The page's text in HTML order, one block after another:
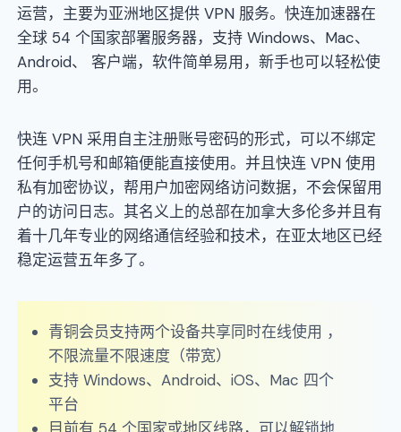
运营，主要为亚洲地区提供 VPN 服务。快连加速器在
全球 54 个国家部署服务器，支持 Windows、Mac、
Android、 客户端，软件简单易用，新手也可以轻松使
用。
快连 VPN 采用自主注册账号密码的形式，可以不绑定
任何手机号和邮箱便能直接使用。并且快连 VPN 使用
私有加密协议，帮用户加密网络访问数据，不会保留用
户的访问日志。其名义上的总部在加拿大多伦多并且有
着十几年专业的网络通信经验和技术，在亚太地区已经
稳定运营五年多了。
青铜会员支持两个设备共享同时在线使用 ，
不限流量不限速度（带宽）
支持 Windows、Android、iOS、Mac 四个
平台